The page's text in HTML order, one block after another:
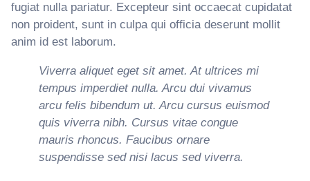
fugiat nulla pariatur. Excepteur sint occaecat cupidatat
non proident, sunt in culpa qui officia deserunt mollit
anim id est laborum.
Viverra aliquet eget sit amet. At ultrices mi
tempus imperdiet nulla. Arcu dui vivamus
arcu felis bibendum ut. Arcu cursus euismod
quis viverra nibh. Cursus vitae congue
mauris rhoncus. Faucibus ornare
suspendisse sed nisi lacus sed viverra.